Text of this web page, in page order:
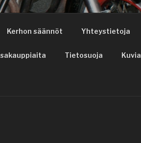
Kerhon säännöt Yhteystietoja
Tietosuoja Kuvia